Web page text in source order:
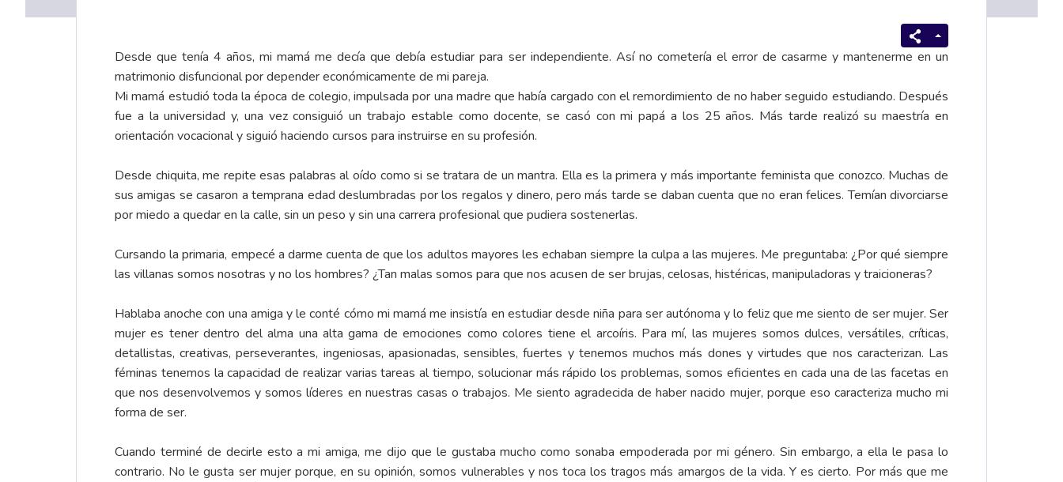
Desde que tenía 4 años, mi mamá me decía que debía estudiar para ser independiente. Así no cometería el error de casarme y mantenerme en un
matrimonio disfuncional por depender económicamente de mi pareja.
Mi mamá estudió toda la época de colegio, impulsada por una madre que había cargado con el remordimiento de no haber seguido estudiando. Después
fue a la universidad y, una vez consiguió un trabajo estable como docente, se casó con mi papá a los 25 años. Más tarde realizó su maestría en
orientación vocacional y siguió haciendo cursos para instruirse en su profesión.
Desde chiquita, me repite esas palabras al oído como si se tratara de un mantra. Ella es la primera y más importante feminista que conozco. Muchas de
sus amigas se casaron a temprana edad deslumbradas por los regalos y dinero, pero más tarde se daban cuenta que no eran felices. Temían divorciarse
por miedo a quedar en la calle, sin un peso y sin una carrera profesional que pudiera sostenerlas.
Cursando la primaria, empecé a darme cuenta de que los adultos mayores les echaban siempre la culpa a las mujeres. Me preguntaba: ¿Por qué siempre
las villanas somos nosotras y no los hombres? ¿Tan malas somos para que nos acusen de ser brujas, celosas, histéricas, manipuladoras y traicioneras?
Hablaba anoche con una amiga y le conté cómo mi mamá me insistía en estudiar desde niña para ser autónoma y lo feliz que me siento de ser mujer. Ser
mujer es tener dentro del alma una alta gama de emociones como colores tiene el arcoíris. Para mí, las mujeres somos dulces, versátiles, críticas,
detallistas, creativas, perseverantes, ingeniosas, apasionadas, sensibles, fuertes y tenemos muchos más dones y virtudes que nos caracterizan. Las
féminas tenemos la capacidad de realizar varias tareas al tiempo, solucionar más rápido los problemas, somos eficientes en cada una de las facetas en
que nos desenvolvemos y somos líderes en nuestras casas o trabajos. Me siento agradecida de haber nacido mujer, porque eso caracteriza mucho mi
forma de ser.
Cuando terminé de decirle esto a mi amiga, me dijo que le gustaba mucho como sonaba empoderada por mi género. Sin embargo, a ella le pasa lo
contrario. No le gusta ser mujer porque, en su opinión, somos vulnerables y nos toca los tragos más amargos de la vida. Y es cierto. Por más que me